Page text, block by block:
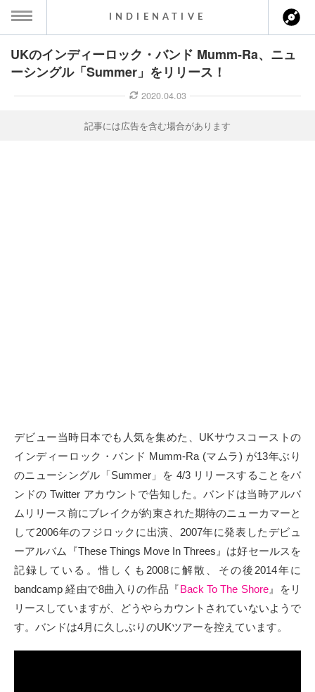
MENU
Facebook
instagram
Tumblr
Soundcloud
to indienative
INDIENATIVE
UKのインディーロック・バンド Mumm-Ra、ニュ
ーシングル「Summer」をリリース！
2020.04.03
記事には広告を含む場合があります
デビュー当時日本でも人気を集めた、UKサウスコーストの
インディーロック・バンド Mumm-Ra (マムラ) が13年ぶり
のニューシングル「Summer」を 4/3 リリースすることをバ
ンドの Twitter アカウントで告知した。バンドは当時アルバ
ムリリース前にブレイクが約束された期待のニューカマーと
して2006年のフジロックに出演、2007年に発表したデビュ
ーアルバム『These Things Move In Threes』は好セールスを
記録している。惜しくも2008に解散、その後2014年に
bandcamp 経由で8曲入りの作品『Back To The Shore』をリ
リースしていますが、どうやらカウントされていないようで
す。バンドは4月に久しぶりのUKツアーを控えています。